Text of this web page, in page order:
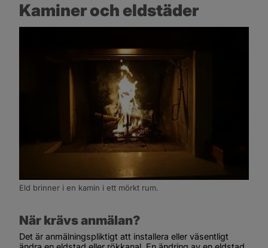
Kaminer och eldstäder
Eld brinner i en kamin i ett mörkt rum.
När krävs anmälan?
Det är anmälningspliktigt att installera eller väsentligt